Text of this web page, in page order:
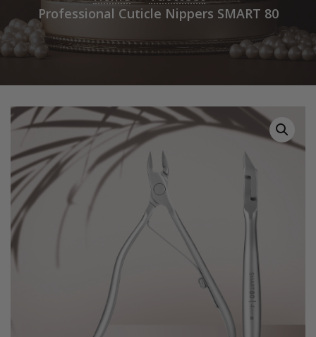
Professional Cuticle Nippers SMART 80